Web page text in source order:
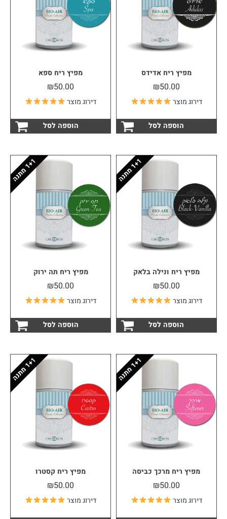
מפיץ ריח אדידס
₪50.00
דירוג מוצר
הוספה לסל
מפיץ ריח ספא
₪50.00
דירוג מוצר
הוספה לסל
1
+
1
מ
ת
נ
ה
מפיץ ריח ונילה בלאק
₪50.00
דירוג מוצר
הוספה לסל
1
+
1
מ
ת
נ
ה
מפיץ ריח תה ירוק
₪50.00
דירוג מוצר
הוספה לסל
1
+
1
מ
ת
נ
ה
מפיץ ריח מרכך כביסה
₪50.00
דירוג מוצר
1
+
1
מ
ת
נ
ה
מפיץ ריח קסטרו
₪50.00
דירוג מוצר